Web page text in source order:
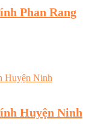
Phan Rang
Huyện Ninh